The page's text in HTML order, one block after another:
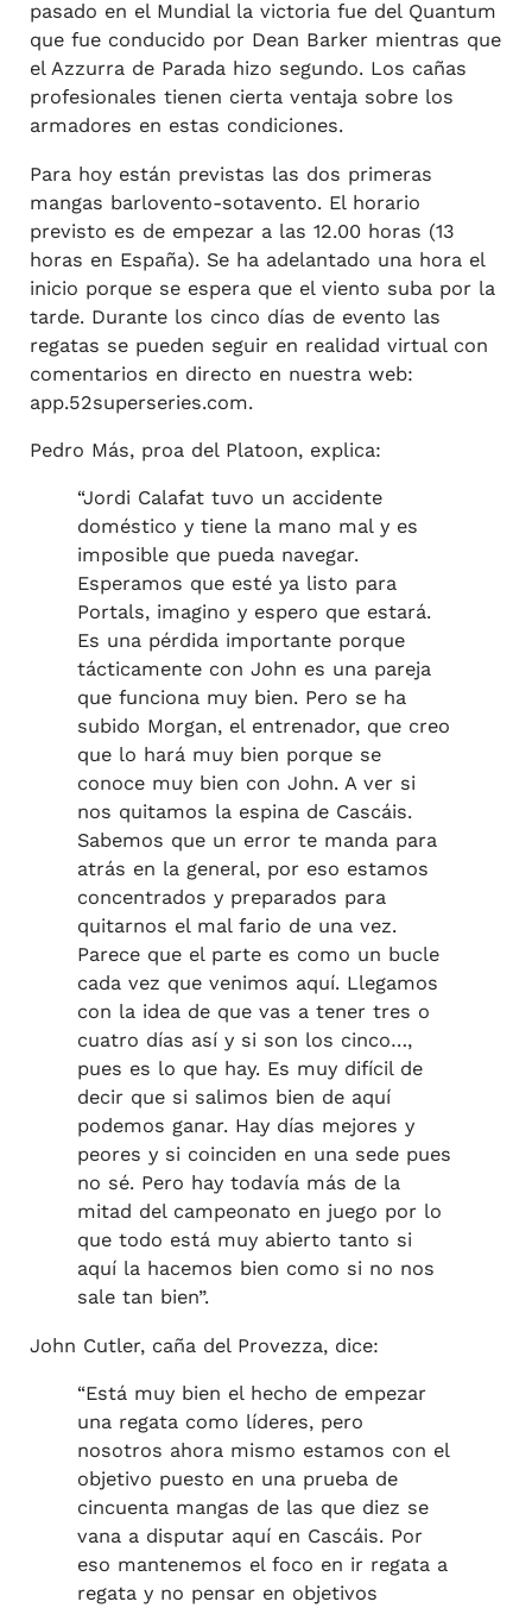
pasado en el Mundial la victoria fue del Quantum
que fue conducido por Dean Barker mientras que
el Azzurra de Parada hizo segundo. Los cañas
profesionales tienen cierta ventaja sobre los
armadores en estas condiciones.
Para hoy están previstas las dos primeras
mangas barlovento-sotavento. El horario
previsto es de empezar a las 12.00 horas (13
horas en España). Se ha adelantado una hora el
inicio porque se espera que el viento suba por la
tarde. Durante los cinco días de evento las
regatas se pueden seguir en realidad virtual con
comentarios en directo en nuestra web:
app.52superseries.com.
Pedro Más, proa del Platoon, explica:
“Jordi Calafat tuvo un accidente
doméstico y tiene la mano mal y es
imposible que pueda navegar.
Esperamos que esté ya listo para
Portals, imagino y espero que estará.
Es una pérdida importante porque
tácticamente con John es una pareja
que funciona muy bien. Pero se ha
subido Morgan, el entrenador, que creo
que lo hará muy bien porque se
conoce muy bien con John. A ver si
nos quitamos la espina de Cascáis.
Sabemos que un error te manda para
atrás en la general, por eso estamos
concentrados y preparados para
quitarnos el mal fario de una vez.
Parece que el parte es como un bucle
cada vez que venimos aquí. Llegamos
con la idea de que vas a tener tres o
cuatro días así y si son los cinco…,
pues es lo que hay. Es muy difícil de
decir que si salimos bien de aquí
podemos ganar. Hay días mejores y
peores y si coinciden en una sede pues
no sé. Pero hay todavía más de la
mitad del campeonato en juego por lo
que todo está muy abierto tanto si
aquí la hacemos bien como si no nos
sale tan bien”.
John Cutler, caña del Provezza, dice:
“Está muy bien el hecho de empezar
una regata como líderes, pero
nosotros ahora mismo estamos con el
objetivo puesto en una prueba de
cincuenta mangas de las que diez se
vana a disputar aquí en Cascáis. Por
eso mantenemos el foco en ir regata a
regata y no pensar en objetivos